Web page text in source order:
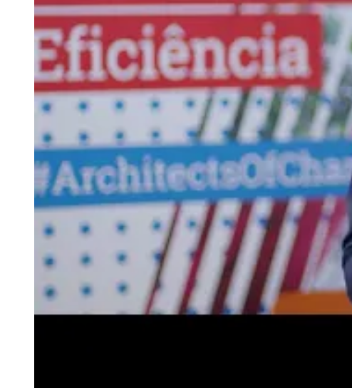
Como nós estamos ajudando os